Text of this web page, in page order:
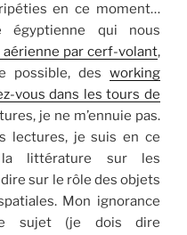
en ce moment…
égyptienne qui nous
par cerf-volant,
possible, des working
vous dans les tours de
je ne m’ennuie pas.
lectures, je suis en ce
la littérature sur les
sur le rôle des objets
Mon ignorance
sujet (je dois dire